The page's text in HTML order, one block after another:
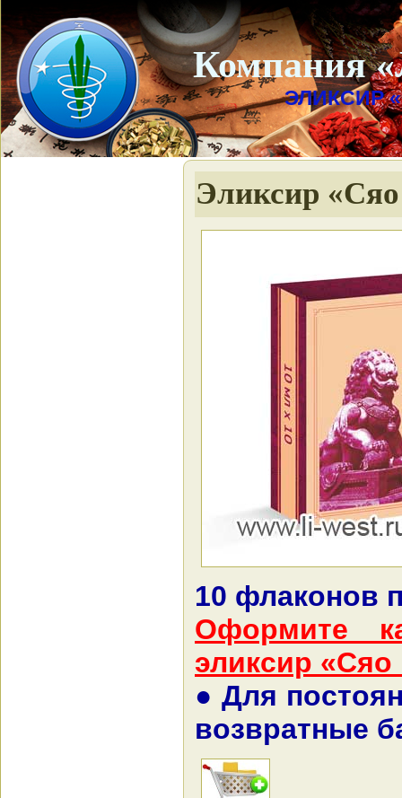
Компания
ЭЛИКСИР
Эликсир
10 флаконов
Оформите
эликсир «Сяо
● Для
возвратные